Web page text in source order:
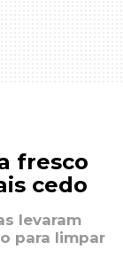
fresco
cedo
levaram
para limpar